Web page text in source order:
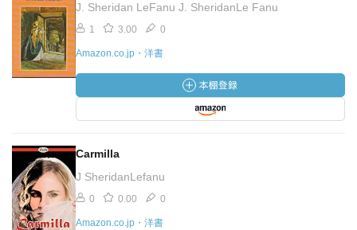
J. Sheridan LeFanu J. SheridanLe Fanu
1 3.00 0
Amazon.co.jp・洋書
Carmilla
J SheridanLefanu
0 0.00 0
Amazon.co.jp・洋書